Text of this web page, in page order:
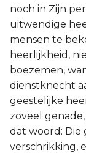
noch in Zijn
uitwendige
mensen te
heerlijkheid,
boezemen,
dienstknecht
geestelijke
zoveel
dat woord: Die
verschrikking,